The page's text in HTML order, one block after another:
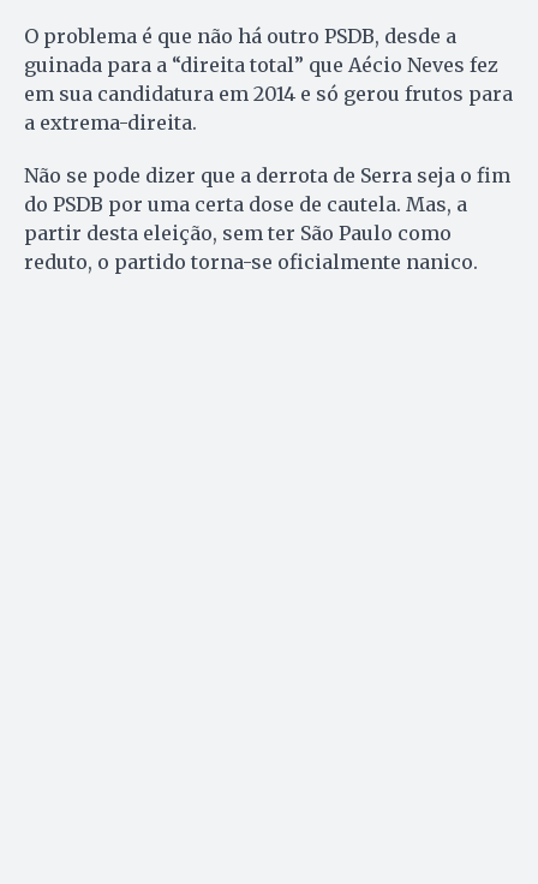
O problema é que não há outro PSDB, desde a
guinada para a “direita total” que Aécio Neves fez
em sua candidatura em 2014 e só gerou frutos para
a extrema-direita.
Não se pode dizer que a derrota de Serra seja o fim
do PSDB por uma certa dose de cautela. Mas, a
partir desta eleição, sem ter São Paulo como
reduto, o partido torna-se oficialmente nanico.